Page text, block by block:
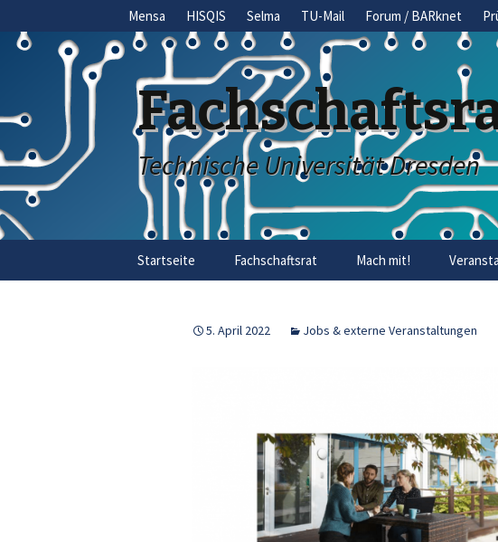
Mensa HISQIS Selma TU-Mail Forum / BARknet
Technische Universität Dresden
Startseite Fachschaftsrat Mach mit!
5. April 2022 Jobs & externe Veranstaltungen